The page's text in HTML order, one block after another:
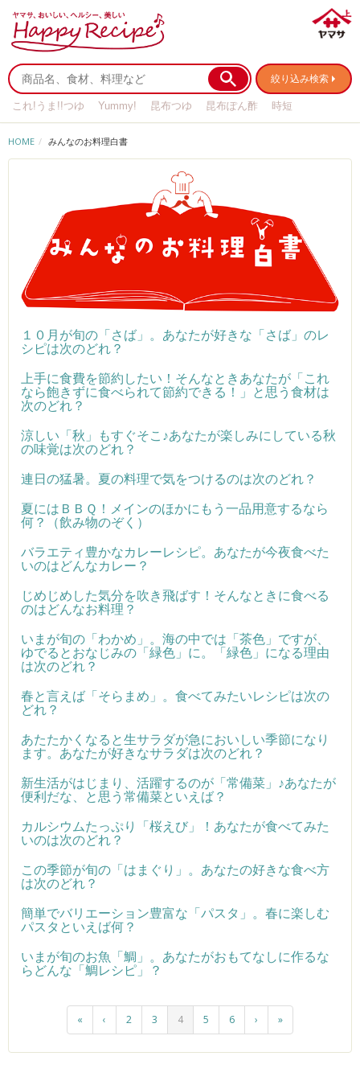
絞り込み検索
これ!うま!!つゆ Yummy! 昆布つゆ 昆布ぽん酢
時短
HOME
みんなのお料理白書
１０月が旬の「さば」。あなたが好きな「さば」のレ
シピは次のどれ？
上手に食費を節約したい！そんなときあなたが「これ
なら飽きずに食べられて節約できる！」と思う食材は
次のどれ？
涼しい「秋」もすぐそこ♪あなたが楽しみにしている秋
の味覚は次のどれ？
連日の猛暑。夏の料理で気をつけるのは次のどれ？
夏にはＢＢＱ！メインのほかにもう一品用意するなら
何？（飲み物のぞく）
バラエティ豊かなカレーレシピ。あなたが今夜食べた
いのはどんなカレー？
じめじめした気分を吹き飛ばす！そんなときに食べる
のはどんなお料理？
いまが旬の「わかめ」。海の中では「茶色」ですが、
ゆでるとおなじみの「緑色」に。「緑色」になる理由
は次のどれ？
春と言えば「そらまめ」。食べてみたいレシピは次の
どれ？
あたたかくなると生サラダが急においしい季節になり
ます。あなたが好きなサラダは次のどれ？
新生活がはじまり、活躍するのが「常備菜」♪あなたが
便利だな、と思う常備菜といえば？
カルシウムたっぷり「桜えび」！あなたが食べてみた
いのは次のどれ？
この季節が旬の「はまぐり」。あなたの好きな食べ方
は次のどれ？
簡単でバリエーション豊富な「パスタ」。春に楽しむ
パスタといえば何？
いまが旬のお魚「鯛」。あなたがおもてなしに作るな
らどんな「鯛レシピ」？
« ‹ 2 3 4 5 6 › »